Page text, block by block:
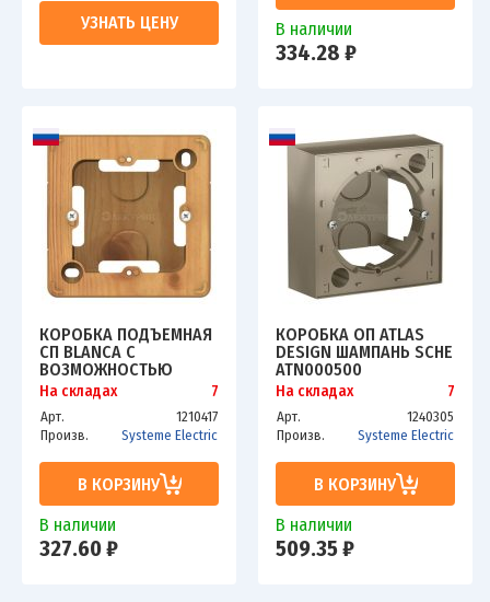
УЗНАТЬ ЦЕНУ
В наличии
334.28 ₽
КОРОБКА ПОДЪЕМНАЯ
СП BLANCA С
ВОЗМОЖНОСТЬЮ
СОЕДИНЕНИЯ
НЕСКОЛЬКИХ КОРОБОК
ЯСЕНЬ SCHE
BLNPK000015
На складах 7
Арт.
1210417
Произв.
Systeme Electric
В КОРЗИНУ
В наличии
327.60 ₽
КОРОБКА ОП ATLAS
DESIGN ШАМПАНЬ SCHE
ATN000500
На складах 7
Арт.
1240305
Произв.
Systeme Electric
В КОРЗИНУ
В наличии
509.35 ₽